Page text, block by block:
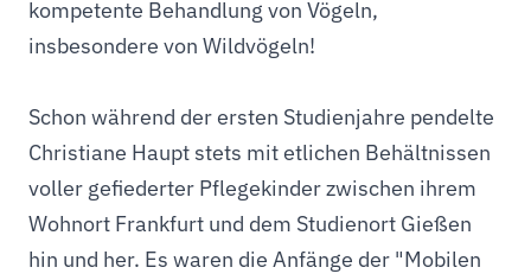
kompetente Behandlung von Vögeln,
insbesondere von Wildvögeln!
Schon während der ersten Studienjahre pendelte
Christiane Haupt stets mit etlichen Behältnissen
voller gefiederter Pflegekinder zwischen ihrem
Wohnort Frankfurt und dem Studienort Gießen
hin und her. Es waren die Anfänge der "Mobilen